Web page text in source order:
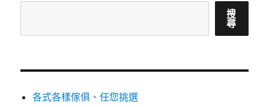
搜
尋
各式各樣傢俱、任您挑選